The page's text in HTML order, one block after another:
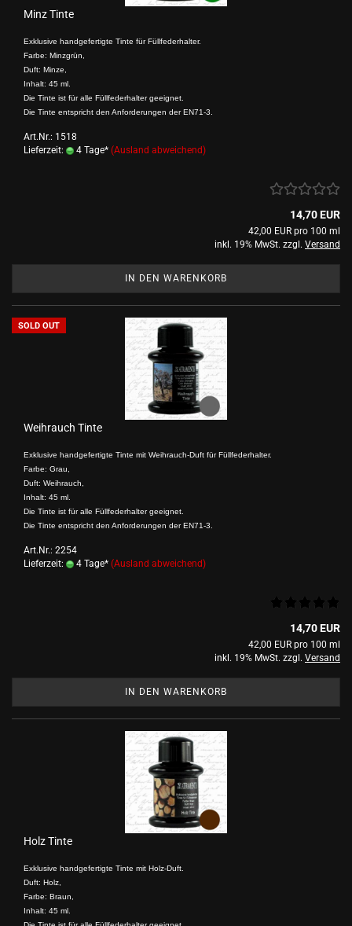
Minz Tinte
Exklusive handgefertigte Tinte für Füllfederhalter.
Farbe: Minzgrün,
Duft: Minze,
Inhalt: 45 ml.
Die Tinte ist für alle Füllfederhalter geeignet.
Die Tinte entspricht den Anforderungen der EN71-3.
Art.Nr.: 1518
Lieferzeit:
4 Tage* (Ausland abweichend)
14,70 EUR
42,00 EUR pro 100 ml
inkl. 19% MwSt. zzgl. Versand
IN DEN WARENKORB
SOLD OUT
Weihrauch Tinte
Exklusive handgefertigte Tinte mit Weihrauch-Duft für Füllfederhalter.
Farbe: Grau,
Duft: Weihrauch,
Inhalt: 45 ml.
Die Tinte ist für alle Füllfederhalter geeignet.
Die Tinte entspricht den Anforderungen der EN71-3.
Art.Nr.: 2254
Lieferzeit:
4 Tage* (Ausland abweichend)
14,70 EUR
42,00 EUR pro 100 ml
inkl. 19% MwSt. zzgl. Versand
IN DEN WARENKORB
Holz Tinte
Exklusive handgefertigte Tinte mit Holz-Duft.
Duft: Holz,
Farbe: Braun,
Inhalt: 45 ml.